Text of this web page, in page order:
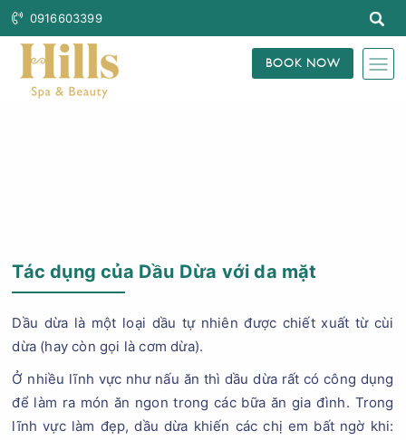
0916603399
BOOK NOW
Tác dụng của Dầu Dừa với da mặt
Dầu dừa là một loại dầu tự nhiên được chiết xuất từ cùi
dừa (hay còn gọi là cơm dừa).
Ở nhiều lĩnh vực như nấu ăn thì dầu dừa rất có công dụng
để làm ra món ăn ngon trong các bữa ăn gia đình. Trong
lĩnh vực làm đẹp, dầu dừa khiến các chị em bất ngờ khi: